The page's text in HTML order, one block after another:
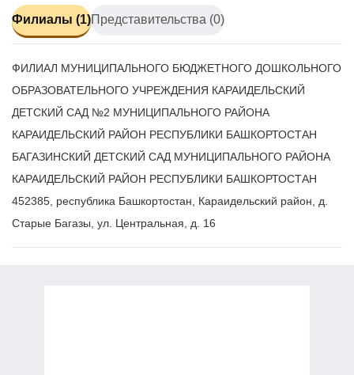
Филиалы (1)Представительства (0)
ФИЛИАЛ МУНИЦИПАЛЬНОГО БЮДЖЕТНОГО ДОШКОЛЬНОГО
ОБРАЗОВАТЕЛЬНОГО УЧРЕЖДЕНИЯ КАРАИДЕЛЬСКИЙ
ДЕТСКИЙ САД №2 МУНИЦИПАЛЬНОГО РАЙОНА
КАРАИДЕЛЬСКИЙ РАЙОН РЕСПУБЛИКИ БАШКОРТОСТАН
БАГАЗИНСКИЙ ДЕТСКИЙ САД МУНИЦИПАЛЬНОГО РАЙОНА
КАРАИДЕЛЬСКИЙ РАЙОН РЕСПУБЛИКИ БАШКОРТОСТАН
452385, республика Башкортостан, Караидельский район, д.
Старые Багазы, ул. Центральная, д. 16